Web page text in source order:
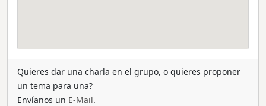
Quieres dar una charla en el grupo, o quieres proponer
un tema para una?
Envíanos un E-Mail.